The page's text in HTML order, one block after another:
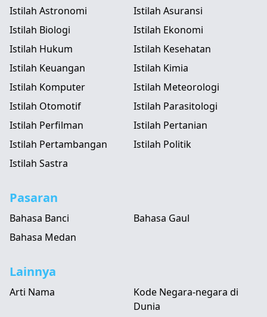
Istilah Astronomi
Istilah Asuransi
Istilah Biologi
Istilah Ekonomi
Istilah Hukum
Istilah Kesehatan
Istilah Keuangan
Istilah Kimia
Istilah Komputer
Istilah Meteorologi
Istilah Otomotif
Istilah Parasitologi
Istilah Perfilman
Istilah Pertanian
Istilah Pertambangan
Istilah Politik
Istilah Sastra
Pasaran
Bahasa Banci
Bahasa Gaul
Bahasa Medan
Lainnya
Arti Nama
Kode Negara-negara di
Dunia